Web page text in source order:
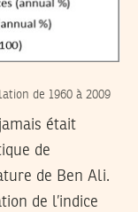
de 1960 à 2009
était
de
de Ben Ali.
de l’indice